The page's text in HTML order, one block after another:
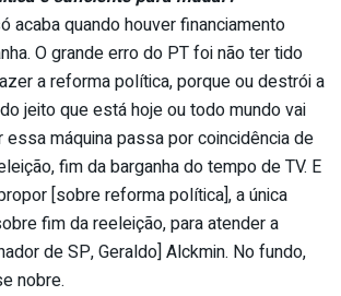
acaba quando houver financiamento
O grande erro do PT foi não ter tido
a reforma política, porque ou destrói a
jeito que está hoje ou todo mundo vai
essa máquina passa por coincidência de
fim da barganha do tempo de TV. E
[sobre reforma política], a única
fim da reeleição, para atender a
de SP, Geraldo] Alckmin. No fundo,
nobre.